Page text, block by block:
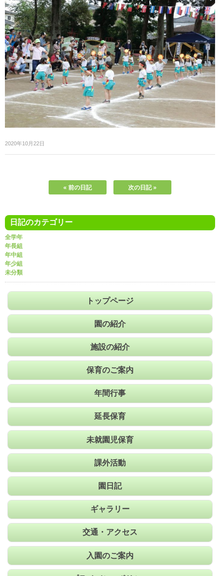
2020年10月22日
« 前の日記 次の日記 »
日記のカテゴリー
全学年
年長組
年中組
年少組
未分類
トップページ
園の紹介
施設の紹介
保育のご案内
年間行事
延長保育
未就園児保育
課外活動
園日記
ギャラリー
交通・アクセス
入園のご案内